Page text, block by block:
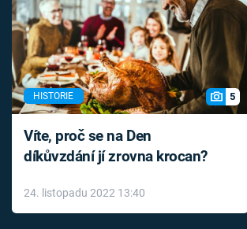
HISTORIE 5
Víte, proč se na Den
díkůvzdání jí zrovna krocan?
24. listopadu 2022 13:40